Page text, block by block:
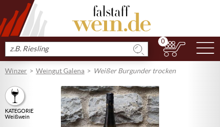
Produkt
suchen
0
Winzer Weingut Galena Weißer Burgunder trocken
KATEGORIE
Weißwein